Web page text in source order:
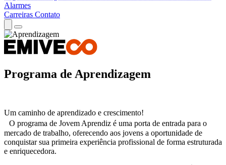
Alarmes
Carreiras Contato
Programa de Aprendizagem
Um caminho de aprendizado e crescimento!
O programa de Jovem Aprendiz é uma porta de entrada para o
mercado de trabalho, oferecendo aos jovens a oportunidade de
conquistar sua primeira experiência profissional de forma estruturada
e enriquecedora.